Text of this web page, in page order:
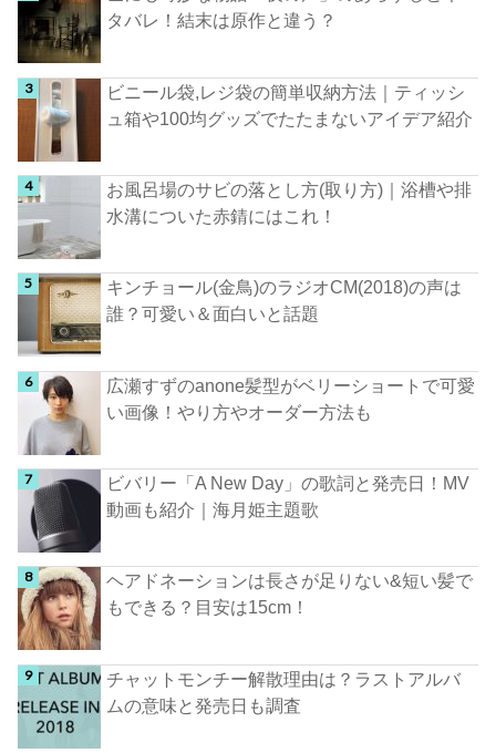
タバレ！結末は原作と違う？
ビニール袋,レジ袋の簡単収納方法｜ティッシ
ュ箱や100均グッズでたたまないアイデア紹介
お風呂場のサビの落とし方(取り方)｜浴槽や排
水溝についた赤錆にはこれ！
キンチョール(金鳥)のラジオCM(2018)の声は
誰？可愛い＆面白いと話題
広瀬すずのanone髪型がベリーショートで可愛
い画像！やり方やオーダー方法も
ビバリー「A New Day」の歌詞と発売日！MV
動画も紹介｜海月姫主題歌
ヘアドネーションは長さが足りない&短い髪で
もできる？目安は15cm！
チャットモンチー解散理由は？ラストアルバ
ムの意味と発売日も調査